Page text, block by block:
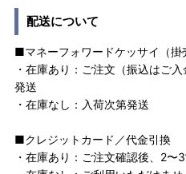
配送について
■マネーフォワードケッサイ（掛
・在庫あり：ご注文（振込はご
発送
・在庫なし：入荷次第発送
■クレジットカード／代金引換
・在庫あり：ご注文確認後、2〜